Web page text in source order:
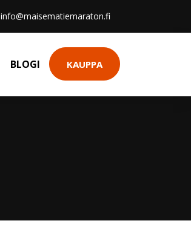
info@maisematiemaraton.fi
BLOGI KAUPPA